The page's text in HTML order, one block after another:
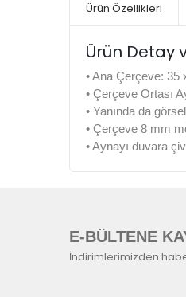
Ürün Özellikleri
Ürün Detay
• Ana Çerçeve: 35
• Çerçeve Ortası
• Yanında da
• Çerçeve 8 mm
• Aynayı duvara
E-BÜLTENE
İndirimlerimizden